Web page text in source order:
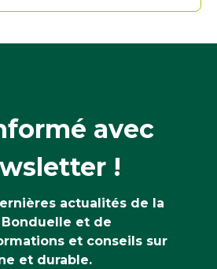
avec
!
actualités de la
et de
et conseils sur
et durable.